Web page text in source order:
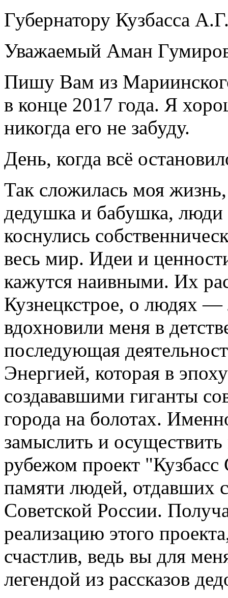
Губернатору Кузбасса
Уважаемый Аман
Пишу Вам из
в конце 2017 года. Я
никогда его не забуду.
День, когда всё
Так сложилась моя
дедушка и бабушка,
коснулись
весь мир. Идеи и
кажутся наивными. Их
Кузнецкстрое, о людях —
вдохновили меня в
последующая
Энергией, которая в
создававшими гиганты
города на болотах.
замыслить и
рубежом проект
памяти людей, отдавших
Советской России.
реализацию этого
счастлив, ведь вы для
легендой из рассказов